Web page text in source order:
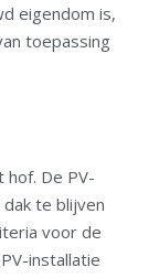
eigendom is,
toepassing
hof. De PV-
te blijven
voor de
installatie